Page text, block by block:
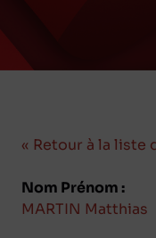
« Retour à la liste
Nom Prénom :
MARTIN Matthias